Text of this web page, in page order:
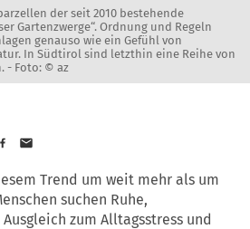
der seit 2010 bestehende
Gartenzwerge“. Ordnung und Regeln
genauso wie ein Gefühl von
In Südtirol sind letzthin eine Reihe von
- Foto: © az
Trend um weit mehr als um
suchen Ruhe,
zum Alltagsstress und